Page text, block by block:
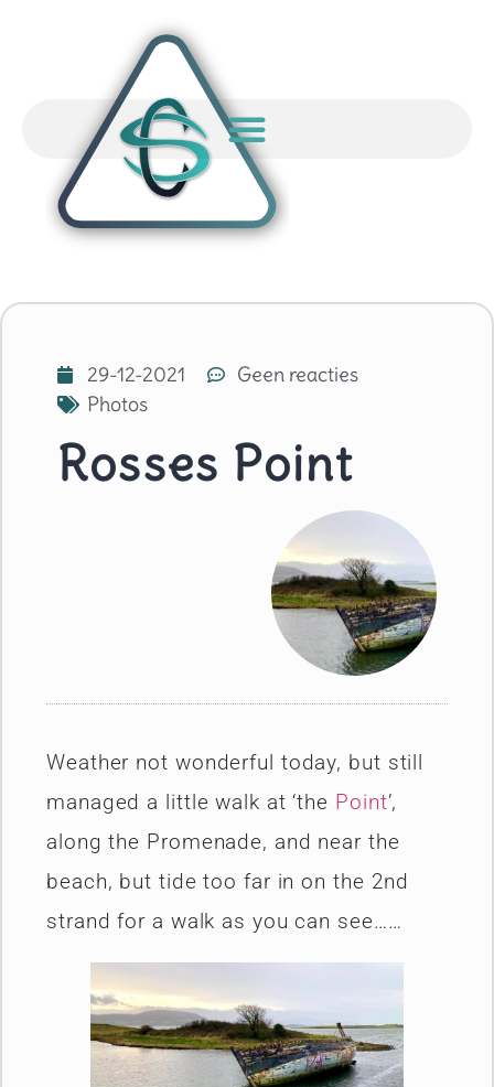
29-12-2021
Geen reacties
Photos
Rosses Point
Weather not wonderful today, but still
managed a little walk at ‘the Point’,
along the Promenade, and near the
beach, but tide too far in on the 2nd
strand for a walk as you can see……